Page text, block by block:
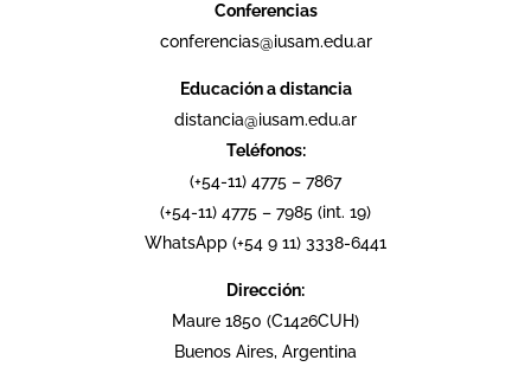
Conferencias
conferencias@iusam.edu.ar
Educación a distancia
distancia@iusam.edu.ar
Teléfonos:
(+54-11) 4775 – 7867
(+54-11) 4775 – 7985 (int. 19)
WhatsApp (+54 9 11) 3338-6441
Dirección:
Maure 1850 (C1426CUH)
Buenos Aires, Argentina